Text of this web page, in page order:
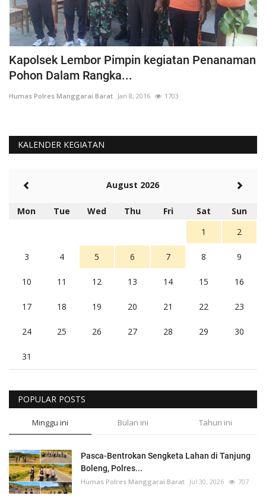
Kapolsek Lembor Pimpin kegiatan Penanaman
Pohon Dalam Rangka...
Humas Polres Manggarai Barat Jan 8, 2016 1703
KALENDER KEGIATAN
August 2026
Mon Tue Wed Thu Fri Sat
Sun
1
2
3 4 5 6 7 8 9
10 11 12 13 14 15 16
17 18 19 20 21 22 23
24 25 26 27 28 29 30
31
POPULAR POSTS
Minggu ini Bulan ini Tahun ini
Pasca-Bentrokan Sengketa Lahan di Tanjung
Boleng, Polres...
Humas Polres Manggarai Barat Jul 30, 2026 707